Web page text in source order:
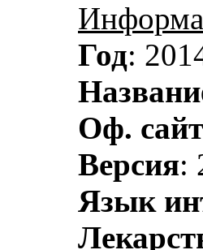
Год:
Оф. сайт
Версия:
Язык